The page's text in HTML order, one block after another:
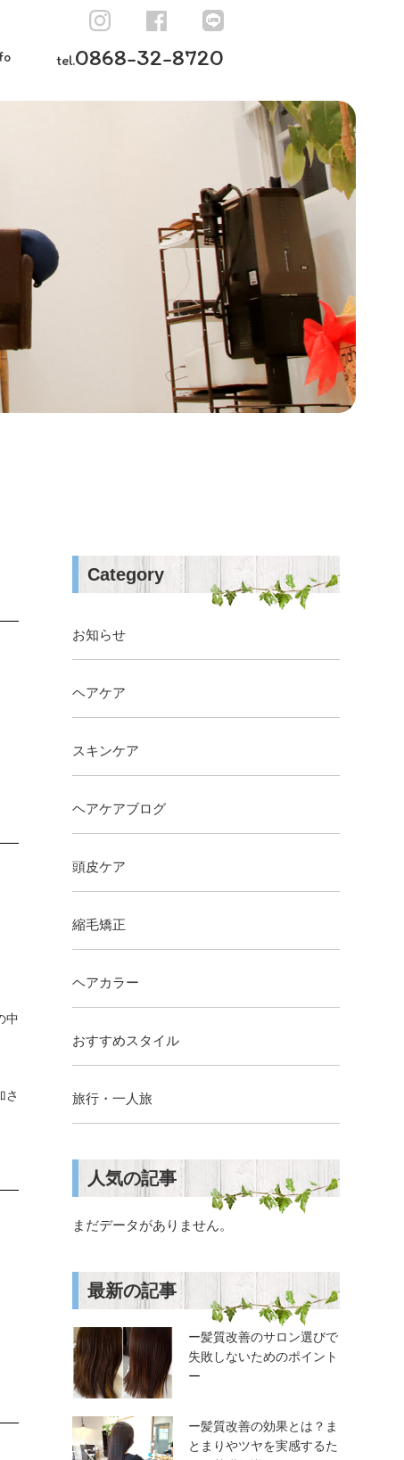
tel.0868-32-8720
中
さ
Category
お知らせ
ヘアケア
スキンケア
ヘアケアブログ
頭皮ケア
縮毛矯正
ヘアカラー
おすすめスタイル
旅行・一人旅
人気の記事
まだデータがありません。
最新の記事
ー髪質改善のサロン選びで
失敗しないためのポイント
ー
ー髪質改善の効果とは？ま
とまりやツヤを実感するた